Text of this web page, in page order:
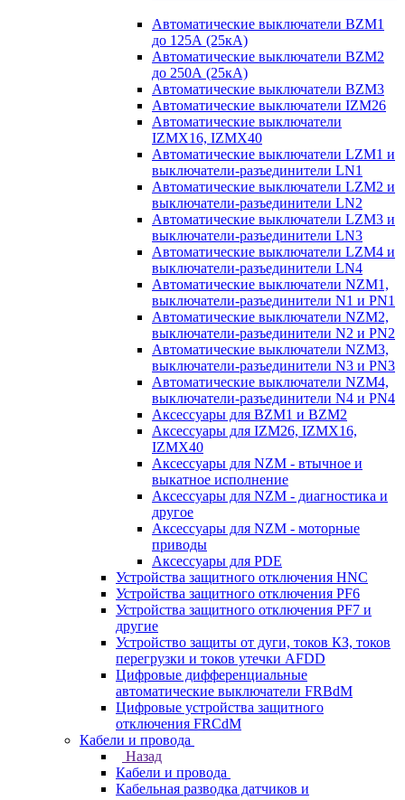
Автоматические выключатели BZM1
до 125А (25кА)
Автоматические выключатели BZM2
до 250А (25кА)
Автоматические выключатели BZM3
Автоматические выключатели IZM26
Автоматические выключатели
IZMX16, IZMX40
Автоматические выключатели LZM1 и
выключатели-разъединители LN1
Автоматические выключатели LZM2 и
выключатели-разъединители LN2
Автоматические выключатели LZM3 и
выключатели-разъединители LN3
Автоматические выключатели LZM4 и
выключатели-разъединители LN4
Автоматические выключатели NZM1,
выключатели-разъединители N1 и PN1
Автоматические выключатели NZM2,
выключатели-разъединители N2 и PN2
Автоматические выключатели NZM3,
выключатели-разъединители N3 и PN3
Автоматические выключатели NZM4,
выключатели-разъединители N4 и PN4
Аксессуары для BZM1 и BZM2
Аксессуары для IZM26, IZMX16,
IZMX40
Аксессуары для NZM - втычное и
выкатное исполнение
Аксессуары для NZM - диагностика и
другое
Аксессуары для NZM - моторные
приводы
Аксессуары для PDE
Устройства защитного отключения HNC
Устройства защитного отключения PF6
Устройства защитного отключения PF7 и
другие
Устройство защиты от дуги, токов КЗ, токов
перегрузки и токов утечки AFDD
Цифровые дифференциальные
автоматические выключатели FRBdM
Цифровые устройства защитного
отключения FRCdM
Кабели и провода
Назад
Кабели и провода
Кабельная разводка датчиков и